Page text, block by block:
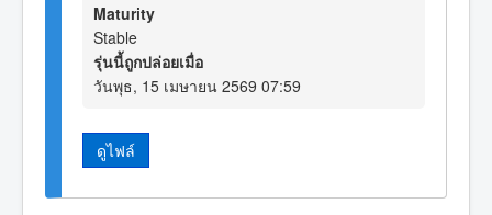
Maturity
Stable
รุ่นนี้ถูกปล่อยเมื่อ
วันพุธ, 15 เมษายน 2569 07:59
ดูไฟล์